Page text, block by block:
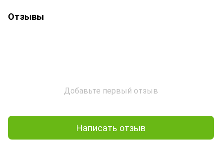
Отзывы
Добавьте первый отзыв
Написать отзыв